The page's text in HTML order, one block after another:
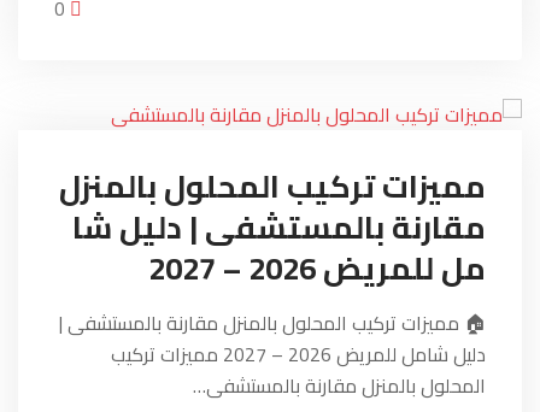
مميزات تركيب المحلول بالمنزل
مقارنة بالمستشفى | دليل شا
مل للمريض 2026 – 2027
🏠 مميزات تركيب المحلول بالمنزل مقارنة بالمستشفى |
دليل شامل للمريض 2026 – 2027 مميزات تركيب
المحلول بالمنزل مقارنة بالمستشفى…